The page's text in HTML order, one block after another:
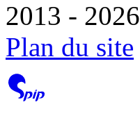
2013 -
Plan du site